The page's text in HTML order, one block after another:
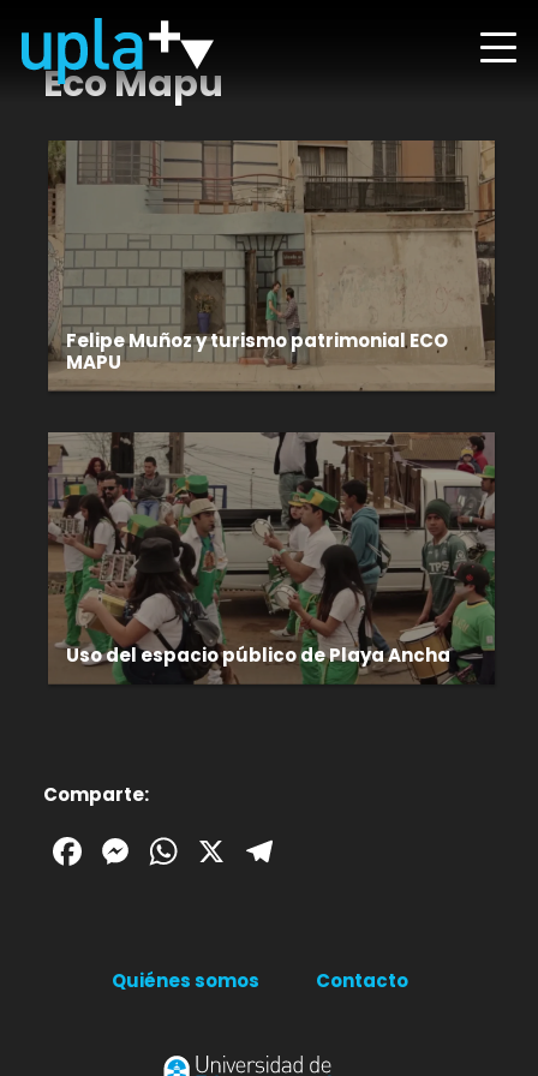
Eco Mapu
Felipe Muñoz y turismo patrimonial ECO
MAPU
Uso del espacio público de Playa Ancha
Comparte:
Facebook
Messenger
WhatsApp
X
Quiénes somos Contacto